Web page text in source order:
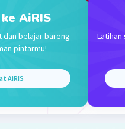
12:06
terverifikasi
ini terjadi akibat
perbedaan iklim dan
matahari.
AiRIS
dan belajar bareng
pintarmu!
AiRIS
Latihan